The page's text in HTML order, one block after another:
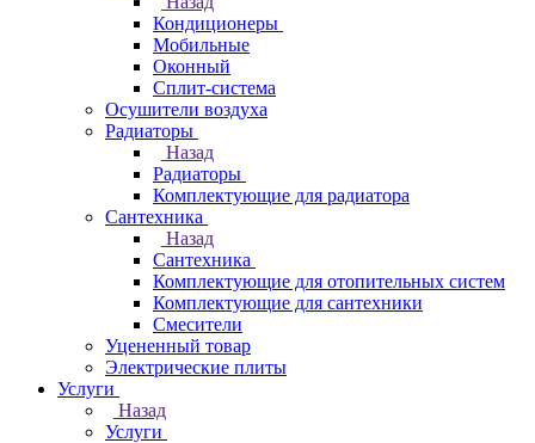
Кондиционеры
Мобильные
Оконный
Сплит-система
Осушители воздуха
Радиаторы
Назад
Радиаторы
Комплектующие для радиатора
Сантехника
Назад
Сантехника
Комплектующие для отопительных систем
Комплектующие для сантехники
Смесители
Уцененный товар
Электрические плиты
Услуги
Назад
Услуги